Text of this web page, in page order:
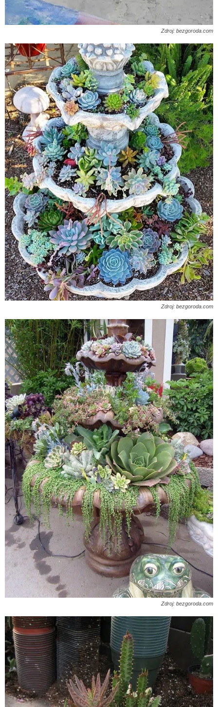
Zdroj: bezgoroda.com
Zdroj: bezgoroda.com
Zdroj: bezgoroda.com